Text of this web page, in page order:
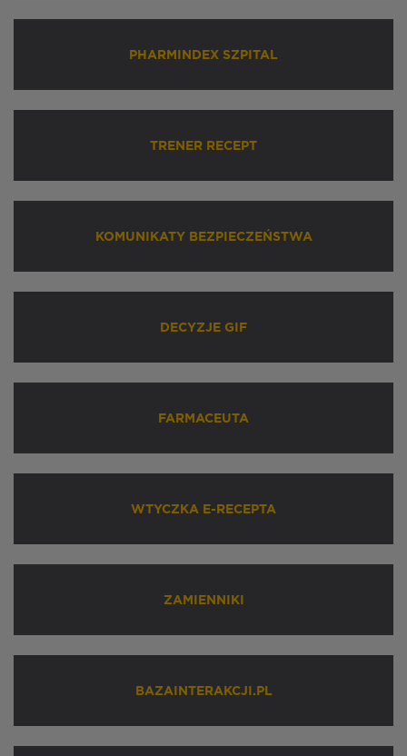
PHARMINDEX SZPITAL
TRENER RECEPT
KOMUNIKATY BEZPIECZEŃSTWA
DECYZJE GIF
FARMACEUTA
WTYCZKA E-RECEPTA
ZAMIENNIKI
BAZAINTERAKCJI.PL